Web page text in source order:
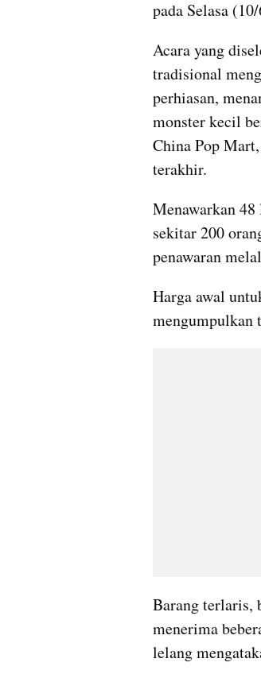
pada Selasa
Acara yang
tradisional
perhiasan,
monster kecil
China Pop
terakhir.
Menawarkan
sekitar 200
penawaran
Harga awal
mengumpulkan
Barang terlaris,
menerima
lelang